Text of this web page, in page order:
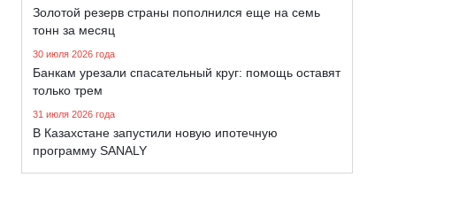
Золотой резерв страны пополнился еще на семь
тонн за месяц
30 июля 2026 года
Банкам урезали спасательный круг: помощь оставят
только трем
31 июля 2026 года
В Казахстане запустили новую ипотечную
программу SANALY